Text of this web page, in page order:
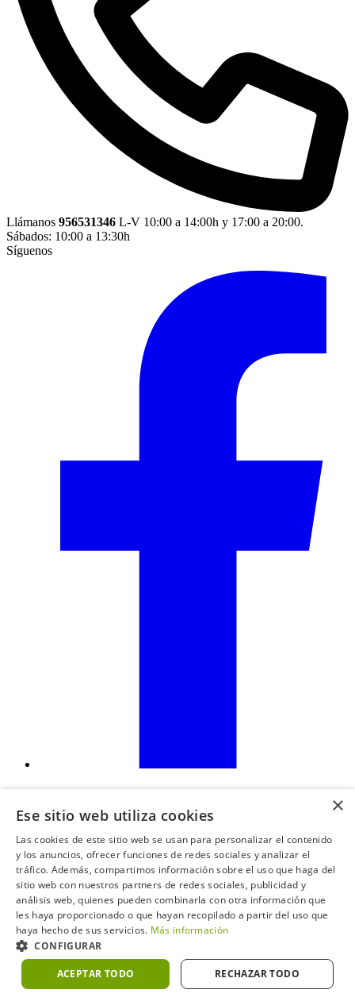
Llámanos 956531346 L-V 10:00 a 14:00h y 17:00 a 20:00.
Sábados: 10:00 a 13:30h
Síguenos
×
Ese sitio web utiliza cookies
Las cookies de este sitio web se usan para personalizar el contenido
y los anuncios, ofrecer funciones de redes sociales y analizar el
tráfico. Además, compartimos información sobre el uso que haga del
sitio web con nuestros partners de redes sociales, publicidad y
análisis web, quienes pueden combinarla con otra información que
les haya proporcionado o que hayan recopilado a partir del uso que
haya hecho de sus servicios. Más información
CONFIGURAR
ACEPTAR TODO RECHAZAR TODO